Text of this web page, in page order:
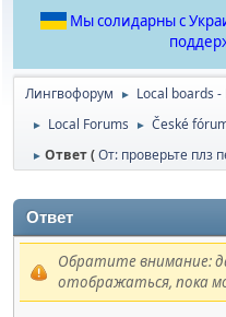
Мы солидарны с
Лингвофорум ► Local boards
► Local Forums ► České
► Ответ (От: проверьте плз
Ответ
Обратите внимание:
отображаться, пока